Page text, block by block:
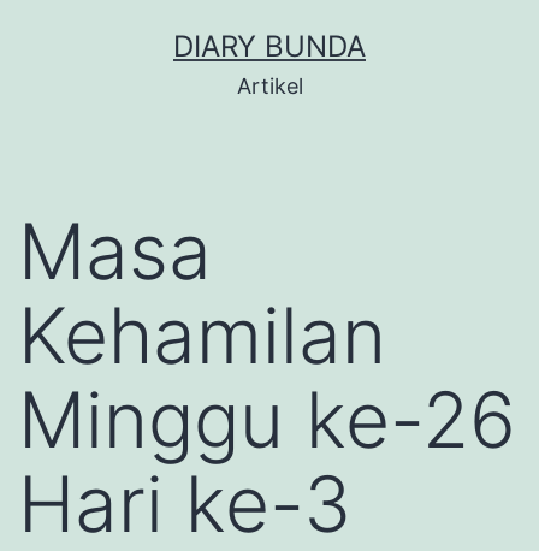
DIARY BUNDA
Artikel
Masa
Kehamilan
Minggu ke-26
Hari ke-3